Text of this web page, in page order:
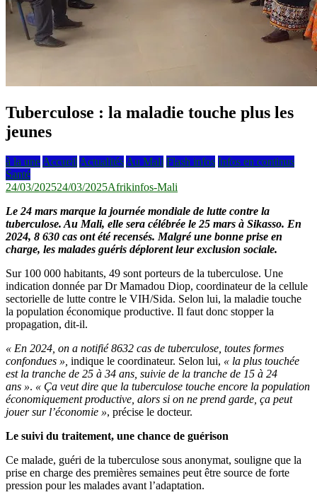
Tuberculose : la maladie touche plus les
jeunes
à la une Accueil Actualités Au Mali Flash infos Infos en continus
Santé
24/03/202524/03/2025Afrikinfos-Mali
Le 24 mars marque la journée mondiale de lutte contre la
tuberculose. Au Mali, elle sera célébrée le 25 mars à Sikasso. En
2024, 8 630 cas ont été recensés. Malgré une bonne prise en
charge, les malades guéris déplorent leur exclusion sociale.
Sur 100 000 habitants, 49 sont porteurs de la tuberculose. Une
indication donnée par Dr Mamadou Diop, coordinateur de la cellule
sectorielle de lutte contre le VIH/Sida. Selon lui, la maladie touche
la population économique productive. Il faut donc stopper la
propagation, dit-il.
« En 2024, on a notifié 8632 cas de tuberculose, toutes formes
confondues », indique le coordinateur. Selon lui, « la plus touchée
est la tranche de 25 à 34 ans, suivie de la tranche de 15 à 24
ans ». « Ça veut dire que la tuberculose touche encore la population
économiquement productive, alors si on ne prend garde, ça peut
jouer sur l’économie », précise le docteur.
Le suivi du traitement, une chance de guérison
Ce malade, guéri de la tuberculose sous anonymat, souligne que la
prise en charge des premières semaines peut être source de forte
pression pour les malades avant l’adaptation.